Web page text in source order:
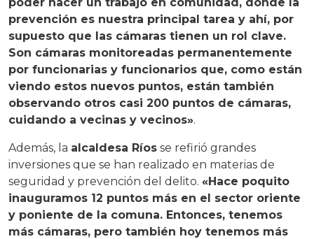
prevención es nuestra principal tarea y ahí, por
supuesto que las cámaras tienen un rol clave.
Son cámaras monitoreadas permanentemente
por funcionarias y funcionarios que, como están
viendo estos nuevos puntos, están también
observando otros casi 200 puntos de cámaras,
cuidando a vecinas y vecinos».
Además, la alcaldesa Ríos se refirió grandes
inversiones que se han realizado en materias de
seguridad y prevención del delito. «Hace poquito
inauguramos 12 puntos más en el sector oriente
y poniente de la comuna. Entonces, tenemos
más cámaras, pero también hoy tenemos más